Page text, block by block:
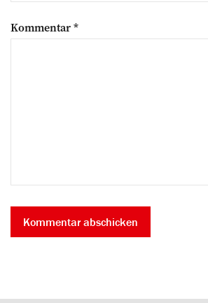
Kommentar*